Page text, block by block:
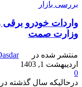
بررسی بازار
واردات خودرو
وزارت صمت
منتشر شده در
اردیبهشت 1, 1403
0
درحالیکه سال گذشته